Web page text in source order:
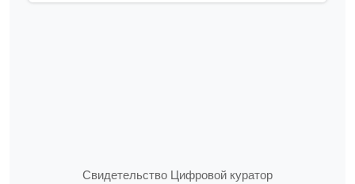
Свидетельство Цифровой куратор